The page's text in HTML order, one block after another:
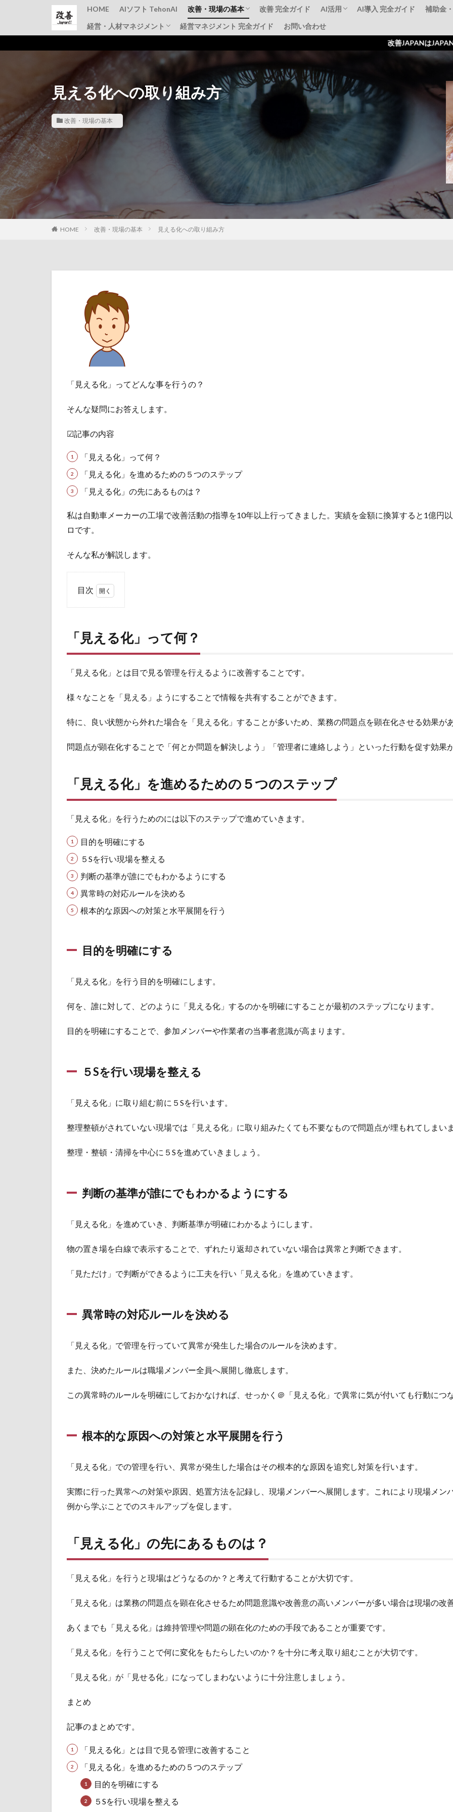
HOME AIソフト TehonAI 改善・現場の基本
品質管理
TPM
IE手法・標準化
改善 完全ガイド AI活用 AI導入 完全ガイド 補助金
経営・人材マネジメント 経営マネジメント 完全ガイド
お問い合わせ
改善JAPANはJAPANはジャパンは『改
見える化への取り組み方
改善・現場の基本
HOME 改善・現場の基本 見える化への取り組み方
「見える化」ってどんな事を行うの？
そんな疑問にお答えします。
☑記事の内容
「見える化」って何？
「見える化」を進めるための５つのステップ
「見える化」の先にあるものは？
私は自動車メーカーの工場で改善活動の指導を10年以上行ってきました。実績を金額に換算すると1億円
ロです。
そんな私が解説します。
目次
化」
2
える
を進
ため
の５
ップ
2.1
を明
する
2.2
５Sを
現場
を整
える
判断
の基
誰に
でも
るよ
する
時の
ルを
る
根本
対策
開を
3
える
にあ
るも
は？
「見える化」って何？
「見える化」とは目で見る管理を行えるように改善することです。
様々なことを「見える」ようにすることで情報を共有することができます。
特に、良い状態から外れた場合を「見える化」することが多いため、業務の問題点を顕在化させる効果が
問題点が顕在化することで「何とか問題を解決しよう」「管理者に連絡しよう」といった行動を促す効果
「見える化」を進めるための５つのステップ
「見える化」を行うためのには以下のステップで進めていきます。
目的を明確にする
５Sを行い現場を整える
判断の基準が誰にでもわかるようにする
異常時の対応ルールを決める
根本的な原因への対策と水平展開を行う
目的を明確にする
「見える化」を行う目的を明確にします。
何を、誰に対して、どのように「見える化」するのかを明確にすることが最初のステップになります。
目的を明確にすることで、参加メンバーや作業者の当事者意識が高まります。
５Sを行い現場を整える
「見える化」に取り組む前に５Sを行います。
整理整頓がされていない現場では「見える化」に取り組みたくても不要なもので問題点が埋もれてしまい
整理・整頓・清掃を中心に５Sを進めていきましょう。
判断の基準が誰にでもわかるようにする
「見える化」を進めていき、判断基準が明確にわかるようにします。
物の置き場を白線で表示することで、ずれたり返却されていない場合は異常と判断できます。
「見ただけ」で判断ができるように工夫を行い「見える化」を進めていきます。
異常時の対応ルールを決める
「見える化」で管理を行っていて異常が発生した場合のルールを決めます。
また、決めたルールは職場メンバー全員へ展開し徹底します。
この異常時のルールを明確にしておかなければ、せっかく＠「見える化」で異常に気が付いても行動につ
根本的な原因への対策と水平展開を行う
「見える化」での管理を行い、異常が発生した場合はその根本的な原因を追究し対策を行います。
実際に行った異常への対策や原因、処置方法を記録し、現場メンバーへ展開します。これにより現場メン
例から学ぶことでのスキルアップを促します。
「見える化」の先にあるものは？
「見える化」を行うと現場はどうなるのか？と考えて行動することが大切です。
「見える化」は業務の問題点を顕在化させるため問題意識や改善意の高いメンバーが多い場合は現場の改
あくまでも「見える化」は維持管理や問題の顕在化のための手段であることが重要です。
「見える化」を行うことで何に変化をもたらしたいのか？を十分に考え取り組むことが大切です。
「見える化」が「見せる化」になってしまわないように十分注意しましょう。
まとめ
記事のまとめです。
「見える化」とは目で見る管理に改善すること
「見える化」を進めるための５つのステップ
目的を明確にする
５Sを行い現場を整える